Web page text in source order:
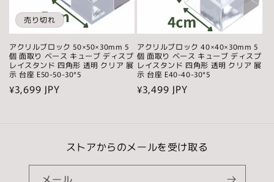
売り切れ
アクリルブロック 50×50×30mm 5
個 面取り ベース キューブ ディスプ
レイスタンド 四角形 透明 クリア 展
示 台座 E50-50-30*5
通
¥3,699 JPY
アクリルブロック 40×40×30mm 5
個 面取り ベース キューブ ディスプ
レイスタンド 四角形 透明 クリア 展
示 台座 E40-40-30*5
通
¥3,499 JPY
ストアからのメールを受け取る
メール